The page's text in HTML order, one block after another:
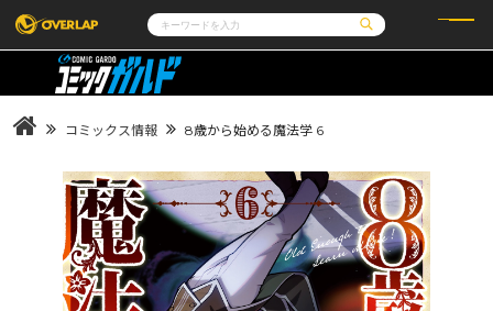
コミック
LiQulle
ライトノベル
ノベルスf
ポケットモンスター
アニメ
ゲーム
オーバーラップ広報室
企業
会社概要
採用情報
アクセス
オーバーラップホールディングス
お問い合わせはこちら
オーバーラップ文庫
コミックス情報 8歳から始める魔法学 6